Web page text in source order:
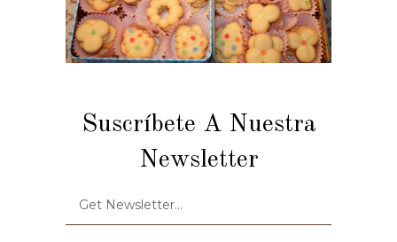
Suscríbete A Nuestra
Newsletter